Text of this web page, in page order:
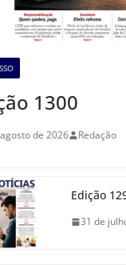
1300
de 2026 Redação
Edição
31 de